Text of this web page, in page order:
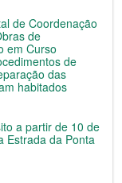
de Coordenação
de
em Curso
de
das
habitados
a partir de 10 de
Estrada da Ponta